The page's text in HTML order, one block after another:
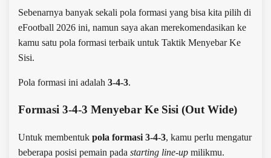
Sebenarnya banyak sekali pola formasi yang bisa kita pilih di
eFootball 2026 ini, namun saya akan merekomendasikan ke
kamu satu pola formasi terbaik untuk Taktik Menyebar Ke
Sisi.
Pola formasi ini adalah 3-4-3.
Formasi 3-4-3 Menyebar Ke Sisi (Out Wide)
Untuk membentuk pola formasi 3-4-3, kamu perlu mengatur
beberapa posisi pemain pada starting line-up milikmu.